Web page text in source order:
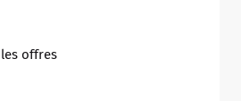
offres